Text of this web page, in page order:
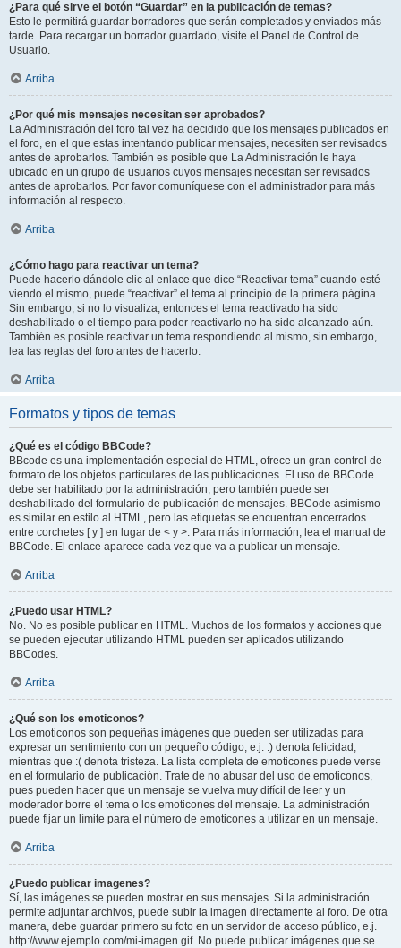
¿Para qué sirve el botón “Guardar” en la publicación de temas?
Esto le permitirá guardar borradores que serán completados y enviados más
tarde. Para recargar un borrador guardado, visite el Panel de Control de
Usuario.
Arriba
¿Por qué mis mensajes necesitan ser aprobados?
La Administración del foro tal vez ha decidido que los mensajes publicados en
el foro, en el que estas intentando publicar mensajes, necesiten ser revisados
antes de aprobarlos. También es posible que La Administración le haya
ubicado en un grupo de usuarios cuyos mensajes necesitan ser revisados
antes de aprobarlos. Por favor comuníquese con el administrador para más
información al respecto.
Arriba
¿Cómo hago para reactivar un tema?
Puede hacerlo dándole clic al enlace que dice “Reactivar tema” cuando esté
viendo el mismo, puede “reactivar” el tema al principio de la primera página.
Sin embargo, si no lo visualiza, entonces el tema reactivado ha sido
deshabilitado o el tiempo para poder reactivarlo no ha sido alcanzado aún.
También es posible reactivar un tema respondiendo al mismo, sin embargo,
lea las reglas del foro antes de hacerlo.
Arriba
Formatos y tipos de temas
¿Qué es el código BBCode?
BBcode es una implementación especial de HTML, ofrece un gran control de
formato de los objetos particulares de las publicaciones. El uso de BBCode
debe ser habilitado por la administración, pero también puede ser
deshabilitado del formulario de publicación de mensajes. BBCode asimismo
es similar en estilo al HTML, pero las etiquetas se encuentran encerrados
entre corchetes [ y ] en lugar de < y >. Para más información, lea el manual de
BBCode. El enlace aparece cada vez que va a publicar un mensaje.
Arriba
¿Puedo usar HTML?
No. No es posible publicar en HTML. Muchos de los formatos y acciones que
se pueden ejecutar utilizando HTML pueden ser aplicados utilizando
BBCodes.
Arriba
¿Qué son los emoticonos?
Los emoticonos son pequeñas imágenes que pueden ser utilizadas para
expresar un sentimiento con un pequeño código, e.j. :) denota felicidad,
mientras que :( denota tristeza. La lista completa de emoticones puede verse
en el formulario de publicación. Trate de no abusar del uso de emoticonos,
pues pueden hacer que un mensaje se vuelva muy difícil de leer y un
moderador borre el tema o los emoticones del mensaje. La administración
puede fijar un límite para el número de emoticones a utilizar en un mensaje.
Arriba
¿Puedo publicar imagenes?
Sí, las imágenes se pueden mostrar en sus mensajes. Si la administración
permite adjuntar archivos, puede subir la imagen directamente al foro. De otra
manera, debe guardar primero su foto en un servidor de acceso público, e.j.
http://www.ejemplo.com/mi-imagen.gif. No puede publicar imágenes que se